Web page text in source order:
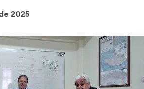
2025